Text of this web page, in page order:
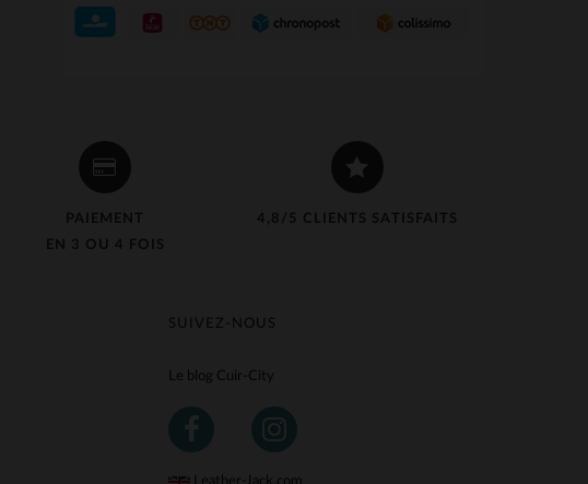
PAIEMENT
EN 3 OU 4 FOIS
4,8/5 CLIENTS SATISFAITS
SUIVEZ-NOUS
Le blog Cuir-City